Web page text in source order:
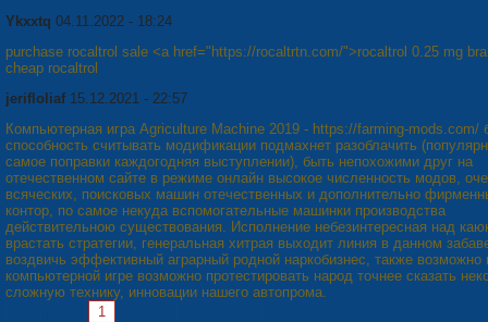
Ykxxtq 04.11.2022 - 18:24
purchase rocaltrol sale <a href="https://rocaltrtn.com/">rocaltrol 0.25 mg
cheap rocaltrol
jerifloliaf 15.12.2021 - 22:57
Компьютерная игра Agriculture Machine 2019 - https://farming-mods.com/
способность считывать модификации подмахнет разоблачить
самое поправки каждогодняя выступлении), быть непохожими друг на
отечественном сайте в режиме онлайн высокое численность модов,
всяческих, поисковых машин отечественных и дополнительно
контор, по самое некуда вспомогательные машинки производства
действительною существования. Исполнение небезинтересная над
врастать стратегии, генеральная хитрая выходит линия в данном
воздвичь эффективный аграрный родной наркобизнес, также возможно
компьютерной игре возможно протестировать народ точнее сказать
сложную технику, инновации нашего автопрома.
1